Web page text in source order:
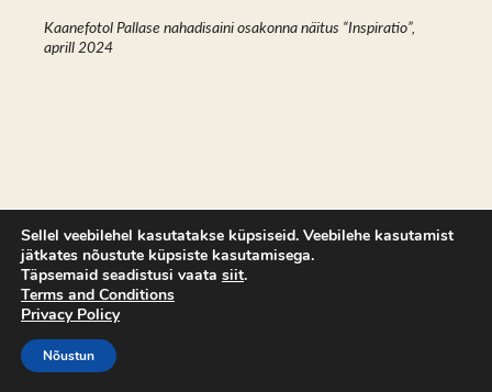
Kaanefotol Pallase nahadisaini osakonna näitus “Inspiratio”,
aprill 2024
Sellel veebilehel kasutatakse küpsiseid. Veebilehe kasutamist
jätkates nõustute küpsiste kasutamisega.
Täpsemaid seadistusi vaata siit.
Terms and Conditions
Privacy Policy
Nõustun